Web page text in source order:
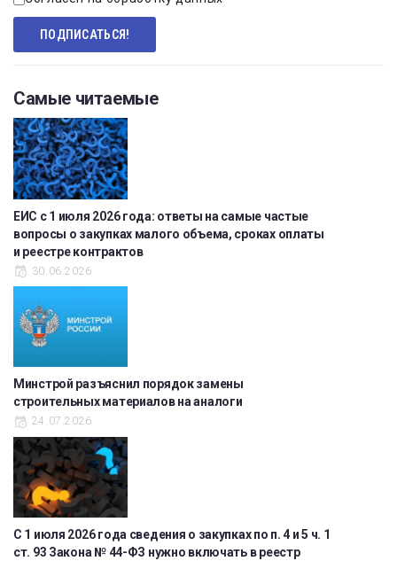
Самые читаемые
ЕИС с 1 июля 2026 года: ответы на самые частые
вопросы о закупках малого объема, сроках оплаты
и реестре контрактов
30.06.2026
Минстрой разъяснил порядок замены
строительных материалов на аналоги
24.07.2026
С 1 июля 2026 года сведения о закупках по п. 4 и 5 ч. 1
ст. 93 Закона № 44-ФЗ нужно включать в реестр